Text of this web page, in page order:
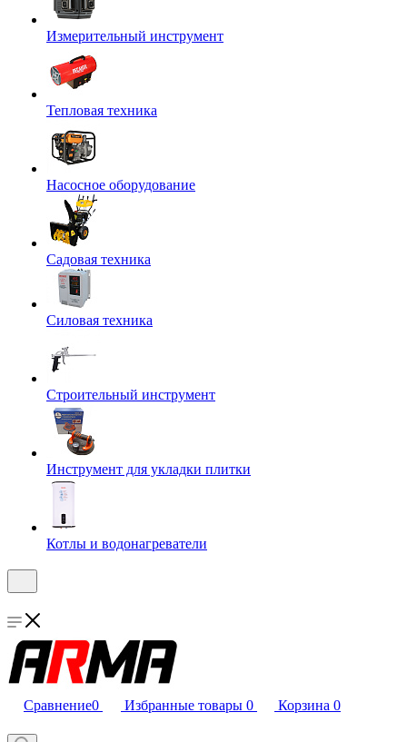
Измерительный инструмент
Тепловая техника
Насосное оборудование
Садовая техника
Силовая техника
Строительный инструмент
Инструмент для укладки плитки
Котлы и водонагреватели
Сравнение0 Избранные товары 0 Корзина 0